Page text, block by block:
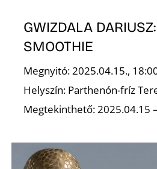
GWIZDALA
SMOOTHIE
Megnyitó: 2025.04.15.,
Helyszín: Parthenón-fríz
Megtekinthető: 2025.04.15